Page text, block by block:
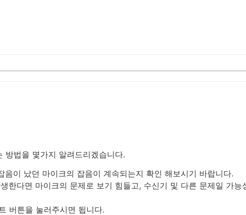
방법을 몇가지 알려드리겠습니다.
이 났던 마이크의 잡음이 계속되는지 확인 해보시기 바랍니다.
한다면 마이크의 문제로 보기 힘들고, 수신기 및 다른 문제일 가능
버튼을 눌러주시면 됩니다.